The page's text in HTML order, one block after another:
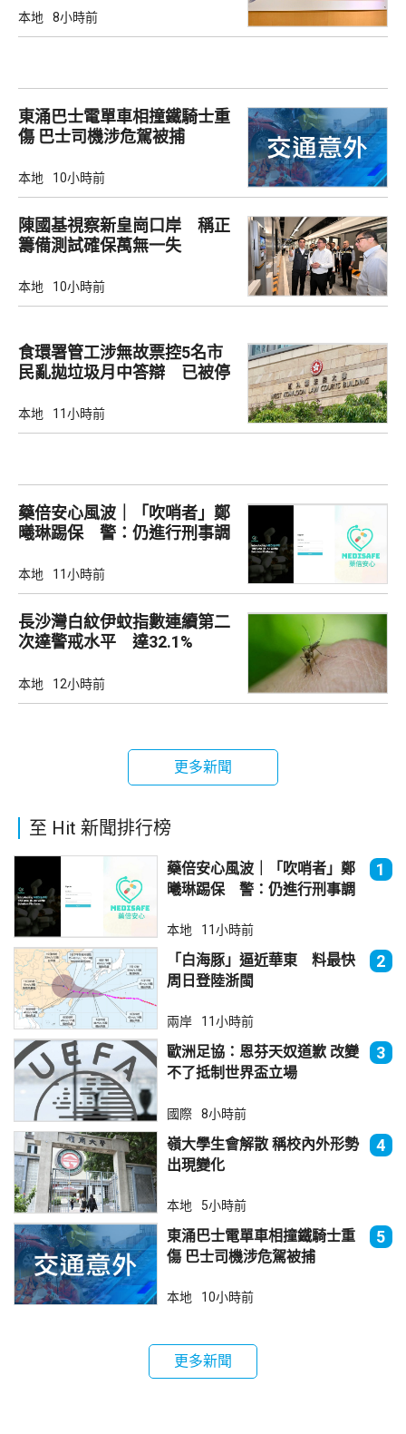
本地 8小時前
東涌巴士電單車相撞鐵騎士重
傷 巴士司機涉危駕被捕
本地 10小時前
陳國基視察新皇崗口岸 稱正
籌備測試確保萬無一失
本地 10小時前
食環署管工涉無故票控5名市
民亂拋垃圾月中答辯 已被停
本地 11小時前
藥倍安心風波｜「吹哨者」鄭
曦琳踢保 警：仍進行刑事調
本地 11小時前
長沙灣白紋伊蚊指數連續第二
次達警戒水平 達32.1%
本地 12小時前
更多新聞
至 Hit 新聞排行榜
藥倍安心風波｜「吹哨者」鄭
曦琳踢保 警：仍進行刑事調
1
本地 11小時前
「白海豚」逼近華東 料最快
周日登陸浙閩
2
兩岸 11小時前
歐洲足協：恩芬天奴道歉 改變
不了抵制世界盃立場
3
國際 8小時前
嶺大學生會解散 稱校內外形勢
出現變化
4
本地 5小時前
東涌巴士電單車相撞鐵騎士重
傷 巴士司機涉危駕被捕
5
本地 10小時前
更多新聞